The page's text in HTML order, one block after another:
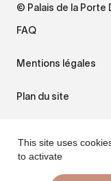
© Palais de la Porte
FAQ
Mentions légales
Plan du site
Gestion des cookies
This site uses
to activate